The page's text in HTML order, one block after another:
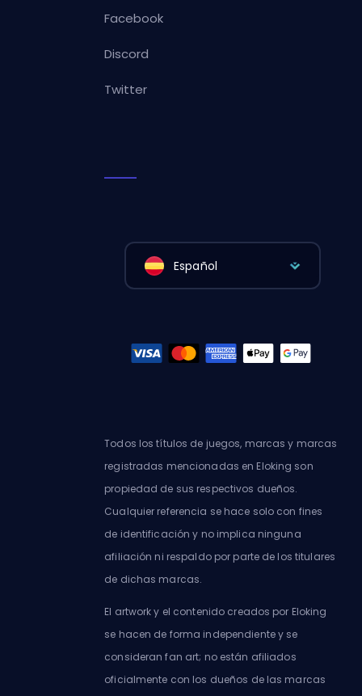
Facebook
Discord
Twitter
Español
Todos los títulos de juegos, marcas y marcas
registradas mencionadas en Eloking son
propiedad de sus respectivos dueños.
Cualquier referencia se hace solo con fines
de identificación y no implica ninguna
afiliación ni respaldo por parte de los titulares
de dichas marcas.
El artwork y el contenido creados por Eloking
se hacen de forma independiente y se
consideran fan art; no están afiliados
oficialmente con los dueños de las marcas